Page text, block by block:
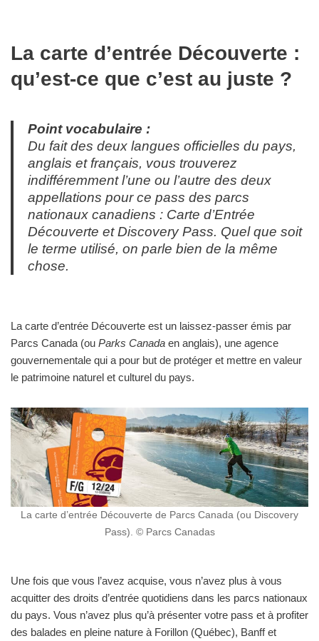
La carte d’entrée Découverte :
qu’est-ce que c’est au juste ?
Point vocabulaire :
Du fait des deux langues officielles du pays,
anglais et français, vous trouverez
indifféremment l’une ou l’autre des deux
appellations pour ce pass des parcs
nationaux canadiens : Carte d’Entrée
Découverte etDiscovery Pass. Quel que soit
le terme utilisé, on parle bien de la même
chose.
La carte d’entrée Découverte est un laissez-passer émis par
Parcs Canada (ou Parks Canada en anglais), une agence
gouvernementale qui a pour but de protéger et mettre en valeur
le patrimoine naturel et culturel du pays.
La carte d’entrée Découverte de Parcs Canada (ou Discovery
Pass). © Parcs Canadas
Une fois que vous l’avez acquise, vous n’avez plus à vous
acquitter des droits d’entrée quotidiens dans les parcs nationaux
du pays. Vous n’avez plus qu’à présenter votre pass et à profiter
des balades en pleine nature à Forillon (Québec), Banff et